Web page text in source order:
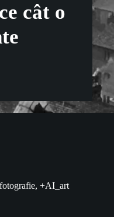
cât o
+AI_art